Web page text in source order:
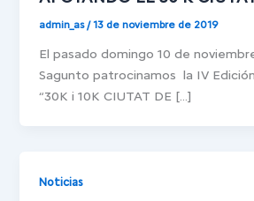
admin_as/13 de noviembre de 2019
El pasado domingo 10 de
Sagunto patrocinamos la IV
“30K i 10K CIUTAT DE […]
Noticias